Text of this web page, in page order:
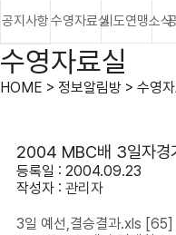
공지사항수영자료실시도연맹소식
수영자료실
HOME > 정보알림방 > 수영자
2004 MBC배 3일자경
등록일 : 2004.09.23
작성자 : 관리자
3일 예선,결승결과.xls [65]